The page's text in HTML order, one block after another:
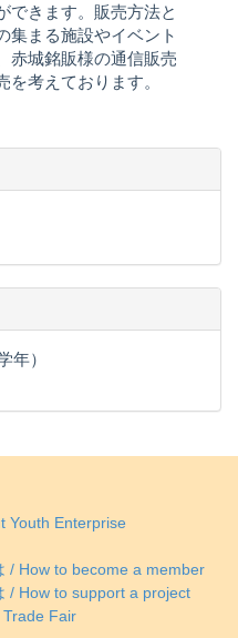
できます。販売方法と
集まる施設やイベント
赤城銘販様の通信販売
を考えております。
年）
Youth Enterprise
/ How to become a member
/ How to support a project
Trade Fair